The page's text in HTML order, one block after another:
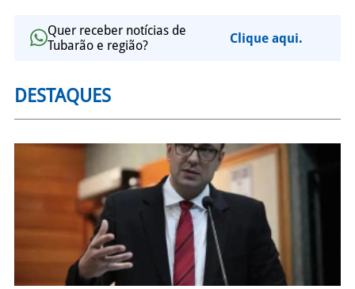
Quer receber notícias de
Tubarão e região?
Clique aqui.
DESTAQUES